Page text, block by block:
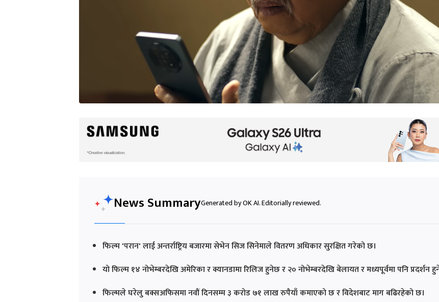
News SummaryGenerated by OK AI. Editorially reviewed.
फिल्म 'परान' लाई अन्तर्राष्ट्रिय बजारमा सेभेन सिज सिनेमाले वितरण अधिकार सुरक्षित गरेको छ।
यो फिल्म १४ नोभेम्बरदेखि अमेरिका र क्यानडामा रिलिज हुनेछ र २० नोभेम्बरदेखि बेलायत र मध्यपूर्वमा पनि प्रदर्शन
फिल्मले घरेलु बक्सअफिसमा नवौं दिनसम्म ३ करोड ७१ लाख रुपैयाँ कमाएको छ र विदेशबाट माग बढिरहेको छ।